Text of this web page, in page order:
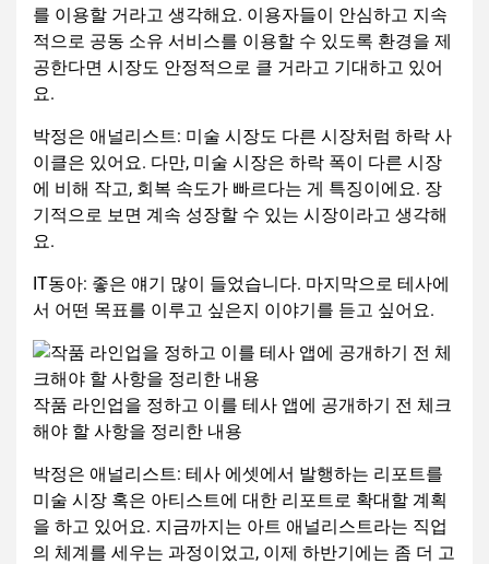
를 이용할 거라고 생각해요. 이용자들이 안심하고 지속
적으로 공동 소유 서비스를 이용할 수 있도록 환경을 제
공한다면 시장도 안정적으로 클 거라고 기대하고 있어
요.
박정은 애널리스트: 미술 시장도 다른 시장처럼 하락 사
이클은 있어요. 다만, 미술 시장은 하락 폭이 다른 시장
에 비해 작고, 회복 속도가 빠르다는 게 특징이에요. 장
기적으로 보면 계속 성장할 수 있는 시장이라고 생각해
요.
IT동아: 좋은 얘기 많이 들었습니다. 마지막으로 테사에
서 어떤 목표를 이루고 싶은지 이야기를 듣고 싶어요.
작품 라인업을 정하고 이를 테사 앱에 공개하기 전 체크
해야 할 사항을 정리한 내용
박정은 애널리스트: 테사 에셋에서 발행하는 리포트를
미술 시장 혹은 아티스트에 대한 리포트로 확대할 계획
을 하고 있어요. 지금까지는 아트 애널리스트라는 직업
의 체계를 세우는 과정이었고, 이제 하반기에는 좀 더 고